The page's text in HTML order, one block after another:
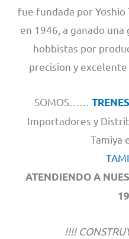
fue fundada por Yoshio
en 1946, a ganado
hobbistas por
precision y
SOMOS……
Importadores y
Tamiya
ATENDIENDO A
!!!!